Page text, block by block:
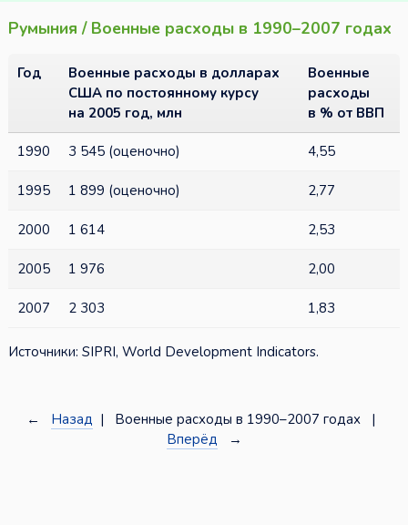
Румыния / Военные расходы в 1990–2007 годах
Год
Военные расходы в долларах
США по постоянному курсу
на 2005 год, млн
Военные
расходы
в % от ВВП
1990 3 545 (оценочно) 4,55
1995 1 899 (оценочно) 2,77
2000 1 614 2,53
2005 1 976 2,00
2007 2 303 1,83
Источники: SIPRI, World Development Indicators.
← Назад | Военные расходы в 1990–2007 годах |
Вперёд →